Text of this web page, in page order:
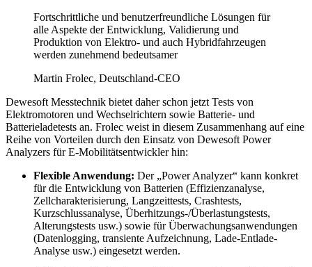
Fortschrittliche und benutzerfreundliche Lösungen für
alle Aspekte der Entwicklung, Validierung und
Produktion von Elektro- und auch Hybridfahrzeugen
werden zunehmend bedeutsamer
Martin Frolec, Deutschland-CEO
Dewesoft Messtechnik bietet daher schon jetzt Tests von
Elektromotoren und Wechselrichtern sowie Batterie- und
Batterieladetests an. Frolec weist in diesem Zusammenhang auf eine
Reihe von Vorteilen durch den Einsatz von Dewesoft Power
Analyzers für E-Mobilitätsentwickler hin:
Flexible Anwendung: Der „Power Analyzer“ kann konkret
für die Entwicklung von Batterien (Effizienzanalyse,
Zellcharakterisierung, Langzeittests, Crashtests,
Kurzschlussanalyse, Überhitzungs-/Überlastungstests,
Alterungstests usw.) sowie für Überwachungsanwendungen
(Datenlogging, transiente Aufzeichnung, Lade-Entlade-
Analyse usw.) eingesetzt werden.